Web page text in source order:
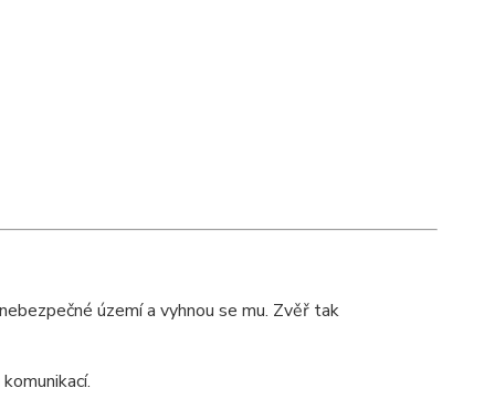
území a vyhnou se mu. Zvěř tak